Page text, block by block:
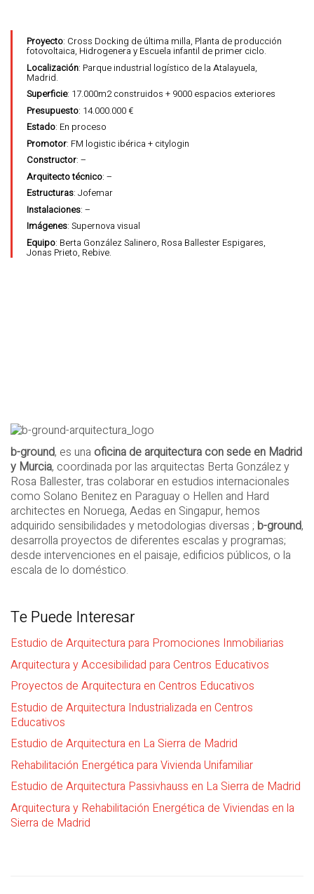
Proyecto: Cross Docking de última milla, Planta de producción
fotovoltaica, Hidrogenera y Escuela infantil de primer ciclo.
Localización: Parque industrial logístico de la Atalayuela,
Madrid.
Superficie: 17.000m2 construidos + 9000 espacios exteriores
Presupuesto: 14.000.000 €
Estado: En proceso
Promotor: FM logistic ibérica + citylogin
Constructor: –
Arquitecto técnico: –
Estructuras: Jofemar
Instalaciones: –
Imágenes: Supernova visual
Equipo: Berta González Salinero, Rosa Ballester Espigares,
Jonas Prieto, Rebive.
b-ground, es una oficina de arquitectura con sede en Madrid
y Murcia, coordinada por las arquitectas Berta González y
Rosa Ballester, tras colaborar en estudios internacionales
como Solano Benitez en Paraguay o Hellen and Hard
architectes en Noruega, Aedas en Singapur, hemos
adquirido sensibilidades y metodologias diversas ; b-ground,
desarrolla proyectos de diferentes escalas y programas;
desde intervenciones en el paisaje, edificios públicos, o la
escala de lo doméstico.
Te Puede Interesar
Estudio de Arquitectura para Promociones Inmobiliarias
Arquitectura y Accesibilidad para Centros Educativos
Proyectos de Arquitectura en Centros Educativos
Estudio de Arquitectura Industrializada en Centros
Educativos
Estudio de Arquitectura en La Sierra de Madrid
Rehabilitación Energética para Vivienda Unifamiliar
Estudio de Arquitectura Passivhauss en La Sierra de Madrid
Arquitectura y Rehabilitación Energética de Viviendas en la
Sierra de Madrid